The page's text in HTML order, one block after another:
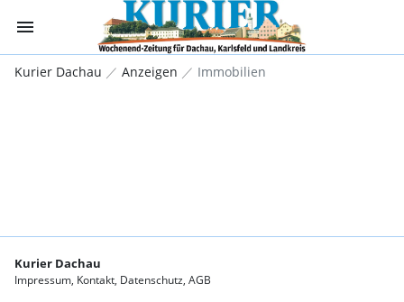
menu
Kurier Dachau Anzeigen Immobilien
Kurier Dachau
Impressum Kontakt Datenschutz AGB